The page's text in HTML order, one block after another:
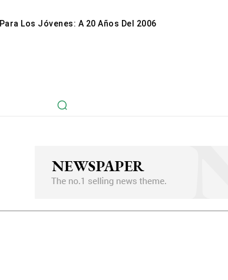
Para Los Jóvenes: A 20 Años Del 2006